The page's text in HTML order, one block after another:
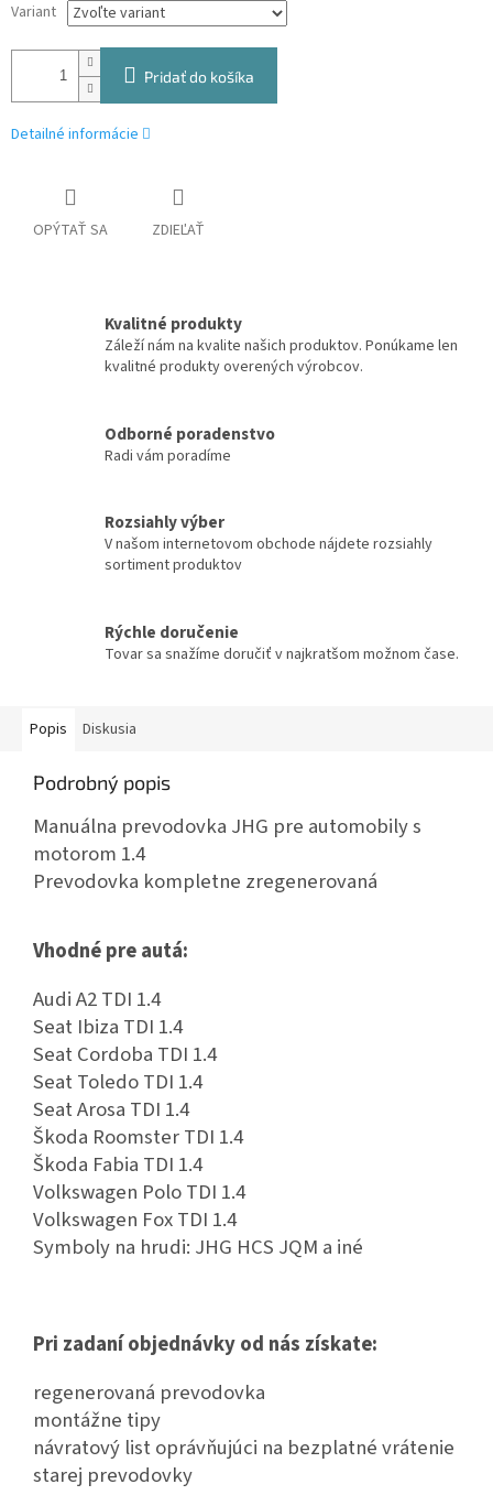
Variant
Pridať do košíka
Detailné informácie
OPÝTAŤ SA ZDIEĽAŤ
Kvalitné produkty
Záleží nám na kvalite našich produktov. Ponúkame len
kvalitné produkty overených výrobcov.
Odborné poradenstvo
Radi vám poradíme
Rozsiahly výber
V našom internetovom obchode nájdete rozsiahly
sortiment produktov
Rýchle doručenie
Tovar sa snažíme doručiť v najkratšom možnom čase.
Popis Diskusia
Podrobný popis
Manuálna prevodovka JHG pre automobily s
motorom 1.4
Prevodovka kompletne zregenerovaná
Vhodné pre autá:
Audi A2 TDI 1.4
Seat Ibiza TDI 1.4
Seat Cordoba TDI 1.4
Seat Toledo TDI 1.4
Seat Arosa TDI 1.4
Škoda Roomster TDI 1.4
Škoda Fabia TDI 1.4
Volkswagen Polo TDI 1.4
Volkswagen Fox TDI 1.4
Symboly na hrudi: JHG HCS JQM a iné
Pri zadaní objednávky od nás získate:
regenerovaná prevodovka
montážne tipy
návratový list oprávňujúci na bezplatné vrátenie
starej prevodovky